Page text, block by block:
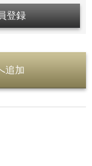
登録
追加